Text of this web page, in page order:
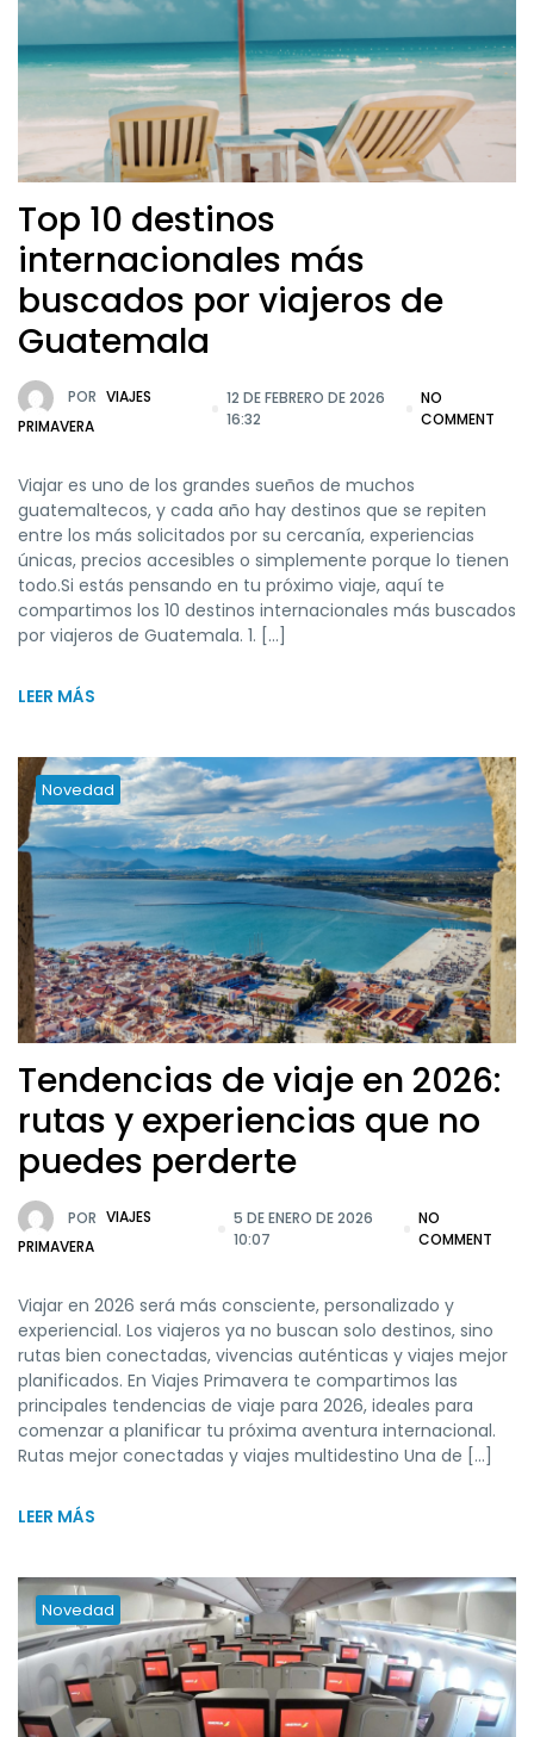
Top 10 destinos
internacionales más
buscados por viajeros de
Guatemala
POR VIAJES
PRIMAVERA
12 DE FEBRERO DE 2026
16:32
NO
COMMENT
Viajar es uno de los grandes sueños de muchos
guatemaltecos, y cada año hay destinos que se repiten
entre los más solicitados por su cercanía, experiencias
únicas, precios accesibles o simplemente porque lo tienen
todo.Si estás pensando en tu próximo viaje, aquí te
compartimos los 10 destinos internacionales más buscados
por viajeros de Guatemala. 1. […]
LEER MÁS
Novedad
Tendencias de viaje en 2026:
rutas y experiencias que no
puedes perderte
POR VIAJES
PRIMAVERA
5 DE ENERO DE 2026
10:07
NO
COMMENT
Viajar en 2026 será más consciente, personalizado y
experiencial. Los viajeros ya no buscan solo destinos, sino
rutas bien conectadas, vivencias auténticas y viajes mejor
planificados. En Viajes Primavera te compartimos las
principales tendencias de viaje para 2026, ideales para
comenzar a planificar tu próxima aventura internacional.
Rutas mejor conectadas y viajes multidestino Una de […]
LEER MÁS
Novedad